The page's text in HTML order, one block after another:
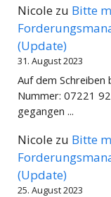
Nicole zu Bitte
(Update)
31. August 2023
Auf dem
Nummer: 07221
gegangen ...
Nicole zu Bitte
(Update)
25. August 2023